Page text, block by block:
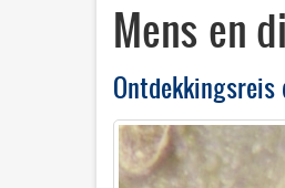
Mens en
Ontdekkingsreis